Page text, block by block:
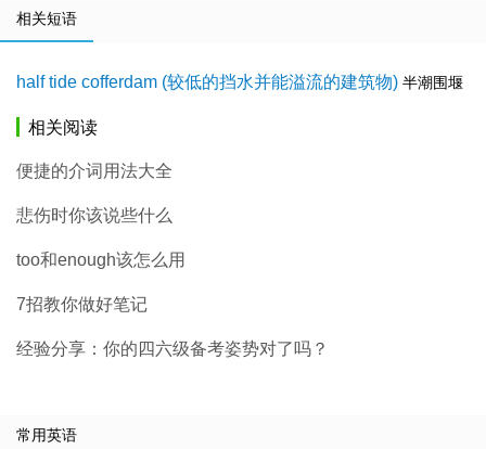
相关短语
half tide cofferdam (较低的挡水并能溢流的建筑物) 半潮围堰
相关阅读
便捷的介词用法大全
悲伤时你该说些什么
too和enough该怎么用
7招教你做好笔记
经验分享：你的四六级备考姿势对了吗？
常用英语